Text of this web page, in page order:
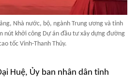
Nhà nước, bộ, ngành Trung ương và tỉnh
nút khởi công Dự án đầu tư xây dựng đường
tốc Vinh-Thanh Thủy.
Huệ, Ủy ban nhân dân tỉnh